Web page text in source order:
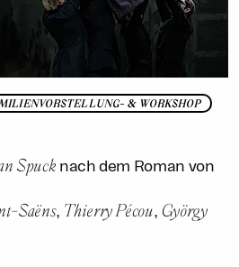
& WORKSHOP
Spuck nach dem Roman von
Saëns, Thierry Pécou, György